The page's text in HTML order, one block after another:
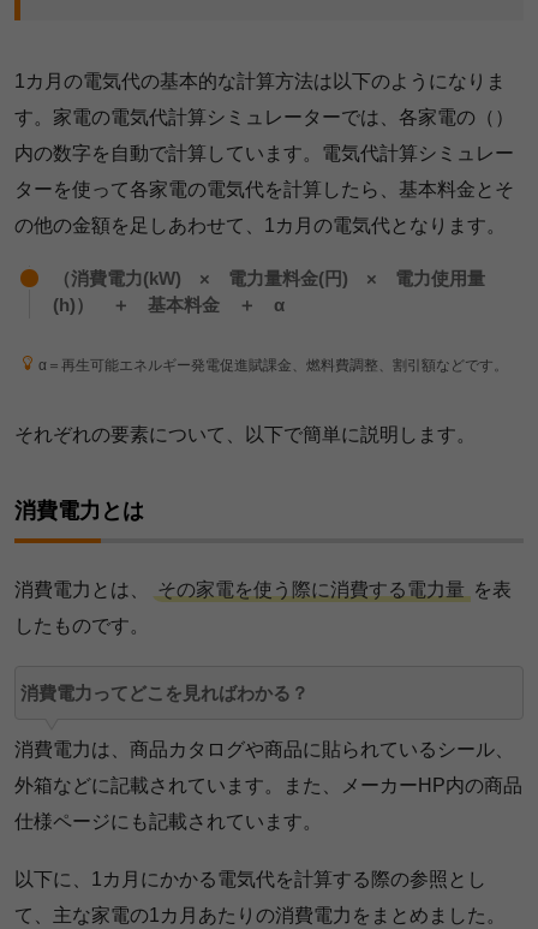
1カ月の電気代の基本的な計算方法は以下のようになりま
す。家電の電気代計算シミュレーターでは、各家電の（）
内の数字を自動で計算しています。電気代計算シミュレー
ターを使って各家電の電気代を計算したら、基本料金とそ
の他の金額を足しあわせて、1カ月の電気代となります。
（消費電力(kW) × 電力量料金(円) × 電力使用量
(h)） ＋ 基本料金 ＋ α
α＝再生可能エネルギー発電促進賦課金、燃料費調整、割引額などです。
それぞれの要素について、以下で簡単に説明します。
消費電力とは
消費電力とは、 その家電を使う際に消費する電力量 を表
したものです。
消費電力ってどこを見ればわかる？
消費電力は、商品カタログや商品に貼られているシール、
外箱などに記載されています。また、メーカーHP内の商品
仕様ページにも記載されています。
以下に、1カ月にかかる電気代を計算する際の参照とし
て、主な家電の1カ月あたりの消費電力をまとめました。